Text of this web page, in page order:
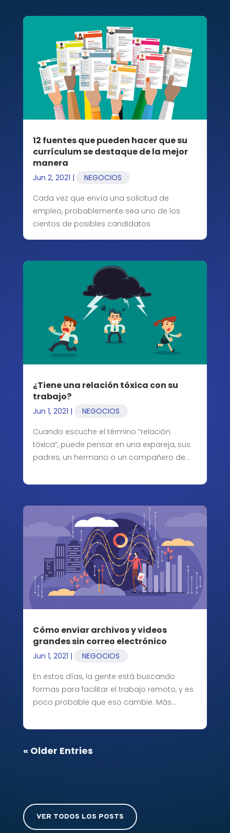
12 fuentes que pueden hacer que su
currículum se destaque de la mejor
manera
Jun 2, 2021 |
NEGOCIOS
Cada vez que envía una solicitud de
empleo, probablemente sea uno de los
cientos de posibles candidatos
¿Tiene una relación tóxica con su
trabajo?
Jun 1, 2021 |
NEGOCIOS
Cuando escuche el término “relación
tóxica”, puede pensar en una expareja, sus
padres, un hermano o un compañero de…
Cómo enviar archivos y videos
grandes sin correo electrónico
Jun 1, 2021 |
NEGOCIOS
En estos días, la gente está buscando
formas para facilitar el trabajo remoto, y es
poco probable que eso cambie. Más…
« Older Entries
VER TODOS LOS POSTS